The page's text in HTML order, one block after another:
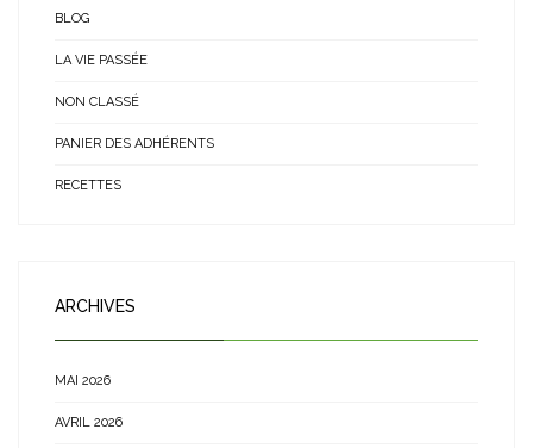
BLOG
LA VIE PASSÉE
NON CLASSÉ
PANIER DES ADHÉRENTS
RECETTES
ARCHIVES
MAI 2026
AVRIL 2026